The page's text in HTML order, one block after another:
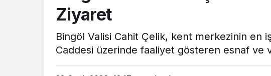
Ziyaret
Bingöl Valisi Cahit Çelik, kent merkezinin en
Caddesi üzerinde faaliyet gösteren esnaf ve